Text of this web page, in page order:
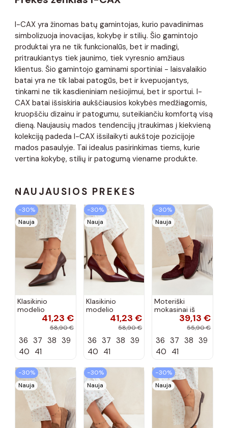
I-CAX yra žinomas batų gamintojas, kurio pavadinimas
simbolizuoja inovacijas, kokybę ir stilių. Šio gamintojo
produktai yra ne tik funkcionalūs, bet ir madingi,
pritraukiantys tiek jaunimo, tiek vyresnio amžiaus
klientus. Šio gamintojo gaminami sportiniai - laisvalaikio
batai yra ne tik labai patogūs, bet ir kvepuojantys,
tinkami ne tik kasdieniniam nešiojimui, bet ir sportui. I-
CAX batai išsiskiria aukščiausios kokybės medžiagomis,
kruopščiu dizainu ir patogumu, suteikiančiu komfortą visą
dieną. Naujausių mados tendencijų įtraukimas į kiekvieną
kolekciją padeda I-CAX išsilaikyti aukštoje pozicijoje
mados pasaulyje. Tai idealus pasirinkimas tiems, kurie
vertina kokybę, stilių ir patogumą viename produkte.
NAUJAUSIOS PREKĖS
−30%
Nauja
Klasikinio
modelio
aukštakulniai
šokolado
spalvos Nesha
41,23 €
58,90 €
36 37 38 39
40 41
−30%
Nauja
Klasikinio
modelio
aukštakulniai
bordo spalvos
Nesha
41,23 €
58,90 €
36 37 38 39
40 41
−30%
Nauja
Moteriški
mokasinai iš
dirbtinės
zomšos, bordo
39,13 €
55,90 €
36 37 38 39
40 41
−30%
Nauja
−30%
Nauja
−30%
Nauja